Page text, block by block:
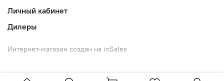
Личный кабинет
Дилеры
Интернет-магазин создан на inSales